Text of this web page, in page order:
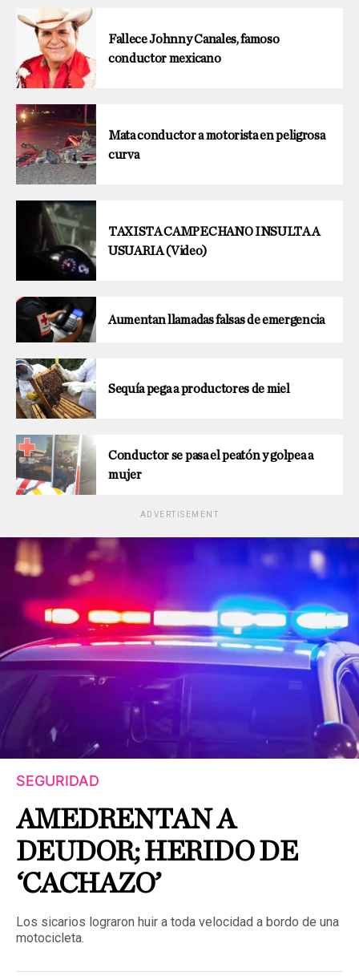
Fallece Johnny Canales, famoso
conductor mexicano
Mata conductor a motorista en peligrosa
curva
TAXISTA CAMPECHANO INSULTA A
USUARIA (Video)
Aumentan llamadas falsas de emergencia
Sequía pega a productores de miel
Conductor se pasa el peatón y golpea a
mujer
ADVERTISEMENT
SEGURIDAD
AMEDRENTAN A
DEUDOR; HERIDO DE
‘CACHAZO’
Los sicarios lograron huir a toda velocidad a bordo de una
motocicleta.